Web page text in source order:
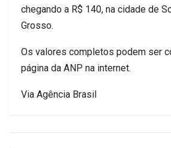
chegando a R$ 140, na cidade de
Grosso.
Os valores completos podem ser
página da ANP na internet.
Via Agência Brasil